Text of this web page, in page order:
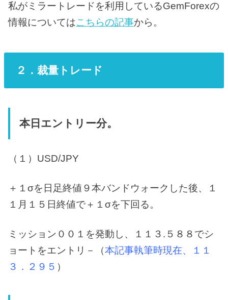
私がミラートレードを利用しているGemForexの
情報についてはこちらの記事から。
２．裁量トレード
本日エントリー分。
（１）USD/JPY
＋１σを日足終値９本バンドウォークした後、１
１月１５日終値で＋１σを下回る。
ミッション００１を発動し、１１３.５８８でシ
ョートをエントリ－（本記事執筆時現在、１１
３．２９５ ）